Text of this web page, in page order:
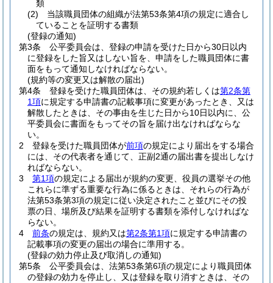
類
(2)
当該職員団体の組織が法第53条第4項の規定に適合し
ていることを証明する書類
(登録の通知)
第3条
公平委員会は、登録の申請を受けた日から30日以内
に登録をした旨又はしない旨を、申請をした職員団体に書
面をもって通知しなければならない。
(規約等の変更又は解散の届出)
第4条
登録を受けた職員団体は、その規約若しくは第2条第
1項に規定する申請書の記載事項に変更があったとき、又は
解散したときは、その事由を生じた日から10日以内に、公
平委員会に書面をもってその旨を届け出なければならな
い。
2
登録を受けた職員団体が前項の規定により届出をする場合
には、その代表者を通じて、正副2通の届出書を提出しなけ
ればならない。
3
第1項の規定による届出が規約の変更、役員の選挙その他
これらに準ずる重要な行為に係るときは、それらの行為が
法第53条第3項の規定に従い決定されたこと並びにその投
票の日、場所及び結果を証明する書類を添付しなければな
らない。
4
前条の規定は、規約又は第2条第1項に規定する申請書の
記載事項の変更の届出の場合に準用する。
(登録の効力停止及び取消しの通知)
第5条
公平委員会は、法第53条第6項の規定により職員団体
の登録の効力を停止し、又は登録を取り消すときは、その